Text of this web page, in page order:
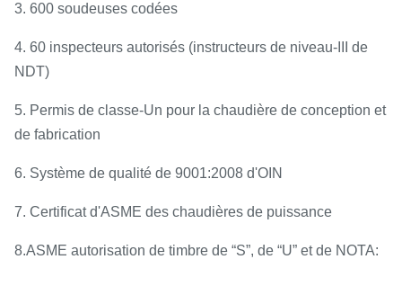
3. 600 soudeuses codées
4. 60 inspecteurs autorisés (instructeurs de niveau-III de
NDT)
5. Permis de classe-Un pour la chaudière de conception et
de fabrication
6. Système de qualité de 9001:2008 d'OIN
7. Certificat d'ASME des chaudières de puissance
8.ASME autorisation de timbre de “S”, de “U” et de NOTA: